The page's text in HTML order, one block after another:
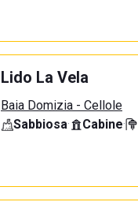
Lido La Vela
Baia Domizia - Cellole
Sabbiosa· Cabine·